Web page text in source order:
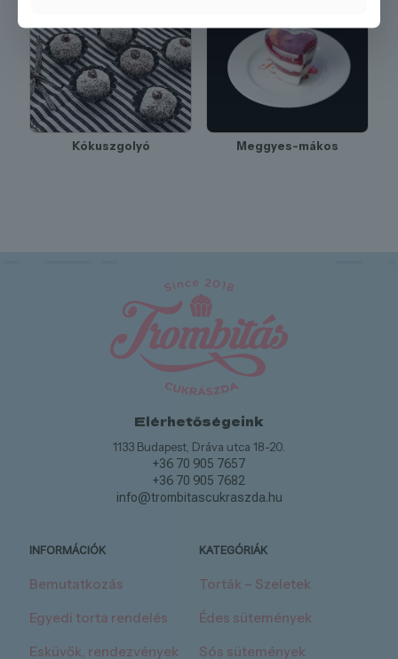
Kókuszgolyó Meggyes-mákos
Elérhetőségeink
1133 Budapest, Dráva utca 18-20.
+36 70 905 7657
+36 70 905 7682
info@trombitascukraszda.hu
INFORMÁCIÓK
Bemutatkozás
Egyedi torta rendelés
Esküvők, rendezvények
KATEGÓRIÁK
Torták – Szeletek
Édes sütemények
Sós sütemények